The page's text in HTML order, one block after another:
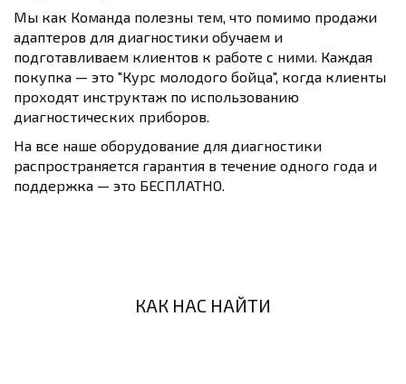
Мы как Команда полезны тем, что помимо продажи
адаптеров для диагностики обучаем и
подготавливаем клиентов к работе с ними. Каждая
покупка — это "Курс молодого бойца", когда клиенты
проходят инструктаж по использованию
диагностических приборов.
На все наше оборудование для диагностики
распространяется гарантия в течение одного года и
поддержка — это БЕСПЛАТНО.
КАК НАС НАЙТИ